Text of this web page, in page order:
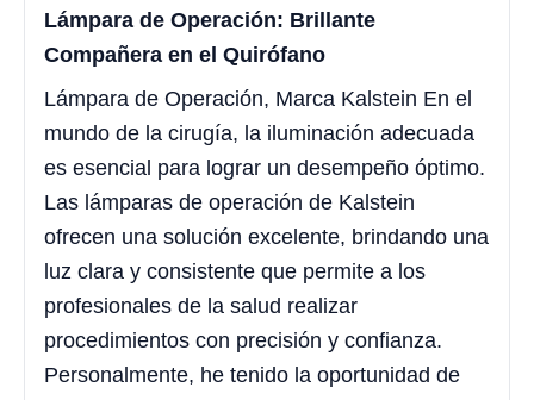
Lámpara de Operación: Brillante
Compañera en el Quirófano
Lámpara de Operación, Marca Kalstein En el
mundo de la cirugía, la iluminación adecuada
es esencial para lograr un desempeño óptimo.
Las lámparas de operación de Kalstein
ofrecen una solución excelente, brindando una
luz clara y consistente que permite a los
profesionales de la salud realizar
procedimientos con precisión y confianza.
Personalmente, he tenido la oportunidad de